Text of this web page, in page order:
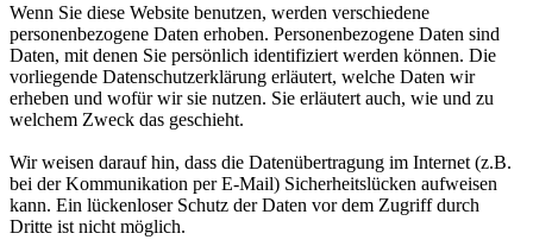
Wenn Sie diese Website benutzen, werden verschiedene
personenbezogene Daten erhoben. Personenbezogene Daten sind
Daten, mit denen Sie persönlich identifiziert werden können. Die
vorliegende Datenschutzerklärung erläutert, welche Daten wir
erheben und wofür wir sie nutzen. Sie erläutert auch, wie und zu
welchem Zweck das geschieht.
Wir weisen darauf hin, dass die Datenübertragung im Internet (z.B.
bei der Kommunikation per E-Mail) Sicherheitslücken aufweisen
kann. Ein lückenloser Schutz der Daten vor dem Zugriff durch
Dritte ist nicht möglich.